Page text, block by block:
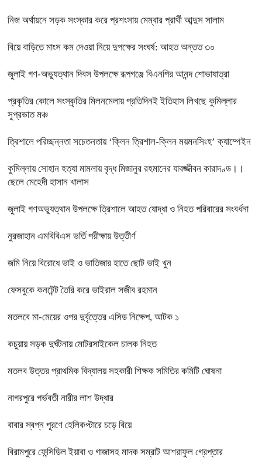
নিজ অর্থায়নে সড়ক সংস্কার করে প্রশংসায় মেম্বার প্রার্থী আব্দুস সালাম
বিয়ে বাড়িতে মাংস কম দেওয়া নিয়ে দুপক্ষের সংঘর্ষ: আহত অন্তত ৩০ ​
জুলাই গণ-অভ্যুত্থান দিবস উপলক্ষে রূপগঞ্জে বিএনপির আনন্দ শোভাযাত্রা
প্রকৃতির কোলে সংস্কৃতির মিলনমেলায় প্রতিদিনই ইতিহাস লিখছে কুমিল্লার
সুপ্রভাত মঞ্চ
ত্রিশালে পরিচ্ছন্নতা সচেতনতায় ‘ক্লিন ত্রিশাল-ক্লিন ময়মনসিংহ’ ক্যাম্পেইন
কুমিল্লায় সোহান হত্যা মামলায় বৃদ্ধ মিজানুর রহমানের যাবজ্জীবন কারাদণ্ড।।
ছেলে মেহেদী হাসান খালাস
জুলাই গণঅভ্যুত্থান উপলক্ষে ত্রিশালে আহত যোদ্ধা ও নিহত পরিবারের সংবর্ধনা
নুরজাহান এমবিবিএস ভর্তি পরীক্ষায় উত্তীর্ণ
জমি নিয়ে বিরোধে ভাই ও ভাতিজার হাতে ছোট ভাই খুন
ফেসবুকে কনটেন্ট তৈরি করে ভাইরাল সজীব রহমান
মতলবে মা-মেয়ের ওপর দুর্বৃত্তের এসিড নিক্ষেপ, আটক ১
কচুয়ায় সড়ক দুর্ঘটনায় মোটরসাইকেল চালক নিহত
মতলব উত্তর প্রাথমিক বিদ্যালয় সহকারী শিক্ষক সমিতির কমিটি ঘোষনা
নাগরপুরে গর্ভবতী নারীর লাশ উদ্ধার
বাবার স্বপ্ন পূরণে হেলিকপ্টারে চড়ে বিয়ে
বিরামপুরে ফেন্সিডিল ইয়াবা ও গাজাসহ মাদক সম্রাট আশরাফুল গ্রেপ্তার